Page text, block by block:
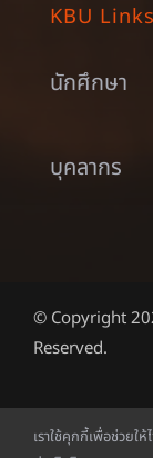
KBU Links
นักศึกษา
บุคลากร
© Copyright
Reserved.
เราใช้คุกกี้เพื่อช่วยใ